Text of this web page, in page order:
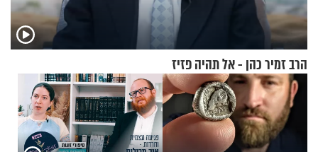
הרב זמיר כהן - אל תהיה פזיז